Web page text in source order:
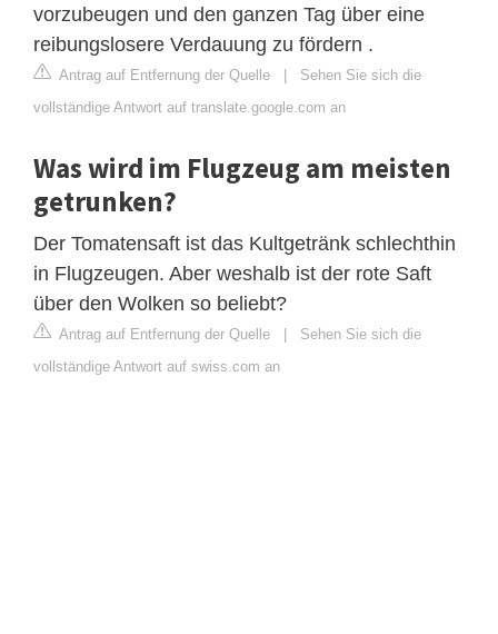
vorzubeugen und den ganzen Tag über eine
reibungslosere Verdauung zu fördern .
Antrag auf Entfernung der Quelle | Sehen Sie sich die
vollständige Antwort auf translate.google.com an
Was wird im Flugzeug am meisten
getrunken?
Der Tomatensaft ist das Kultgetränk schlechthin
in Flugzeugen. Aber weshalb ist der rote Saft
über den Wolken so beliebt?
Antrag auf Entfernung der Quelle | Sehen Sie sich die
vollständige Antwort auf swiss.com an